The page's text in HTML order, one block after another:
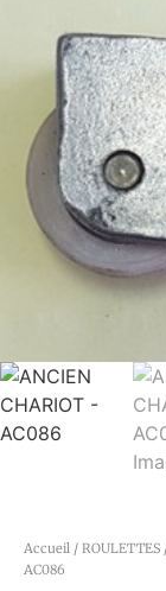
TEL : 06 18 99
Accueil / ROULETTES
AC086